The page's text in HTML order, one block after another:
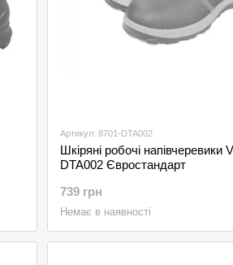
Артикул: 8701-DTA002
Шкіряні робочі напівчеревики
DTA002 Євростандарт
739 грн
Немає в наявності